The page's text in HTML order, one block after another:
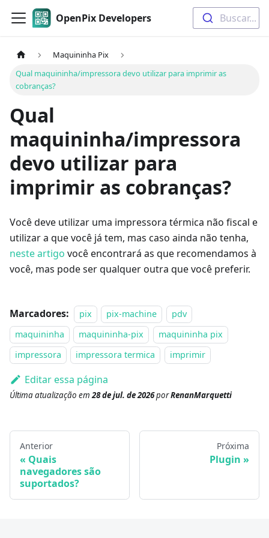
OpenPix Developers Buscar...
Maquininha Pix
Qual maquininha/impressora devo utilizar para imprimir as
cobranças?
Qual
maquininha/impressora
devo utilizar para
imprimir as cobranças?
Você deve utilizar uma impressora térmica não fiscal e
utilizar a que você já tem, mas caso ainda não tenha,
neste artigo você encontrará as que recomendamos à
você, mas pode ser qualquer outra que você preferir.
Marcadores: pix pix-machine
pdv
maquininha
maquininha-pix
maquininha pix
impressora
impressora termica imprimir
Editar essa página
Última atualização em28 de jul. de 2026porRenanMarquetti
Anterior
Quais
navegadores são
suportados?
Próxima
Plugin